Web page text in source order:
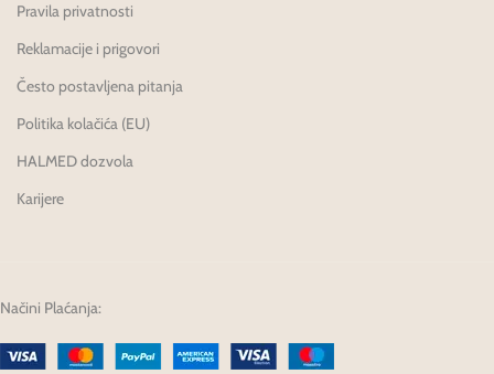
Pravila privatnosti
Reklamacije i prigovori
Često postavljena pitanja
Politika kolačića (EU)
HALMED dozvola
Karijere
Načini Plaćanja: